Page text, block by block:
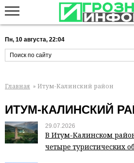
Пн, 10 августа, 22:04
Главная » Итум-Калинский район
ИТУМ-КАЛИНСКИЙ
29.07.2026
В Итум-Калинском
четыре туристических